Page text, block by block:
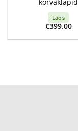
Laos
€399.00